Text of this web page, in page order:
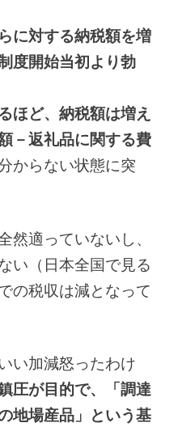
に対する納税額を増
度開始当初より勃
ほど、納税額は増え
－返礼品に関する費
からない状態に突
然適っていないし、
い（日本全国で見る
の税収は減となって
い加減怒ったわけ
圧が目的で、「調達
地場産品」という基